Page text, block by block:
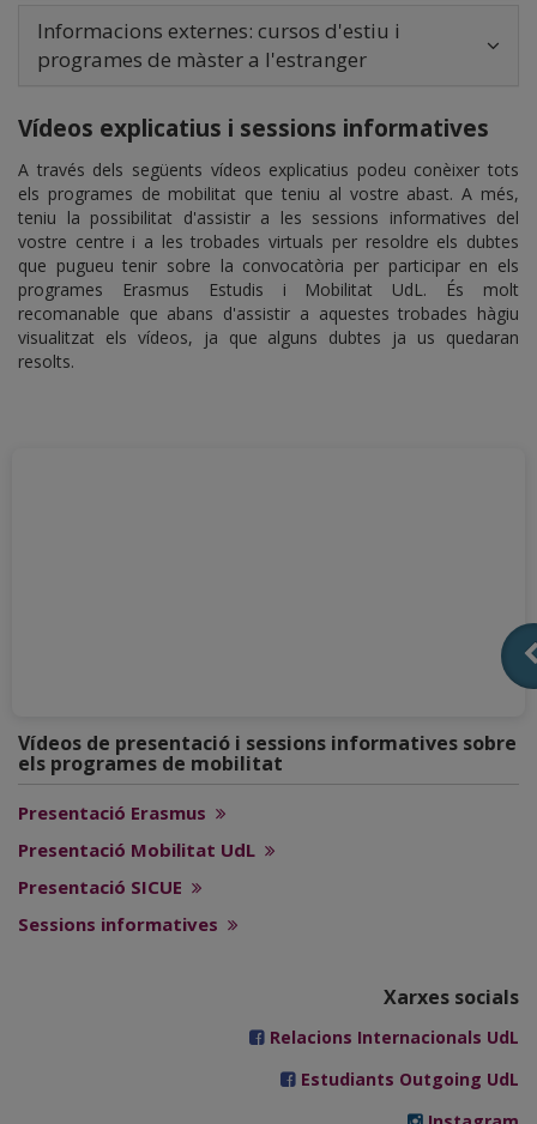
Informacions externes: cursos d'estiu i
programes de màster a l'estranger
Vídeos explicatius i sessions informatives
A través dels següents vídeos explicatius podeu conèixer tots
els programes de mobilitat que teniu al vostre abast. A més,
teniu la possibilitat d'assistir a les sessions informatives del
vostre centre i a les trobades virtuals per resoldre els dubtes
que pugueu tenir sobre la convocatòria per participar en els
programes Erasmus Estudis i Mobilitat UdL. És molt
recomanable que abans d'assistir a aquestes trobades hàgiu
visualitzat els vídeos, ja que alguns dubtes ja us quedaran
resolts.
Vídeos de presentació i sessions informatives sobre
els programes de mobilitat
Presentació Erasmus
Presentació Mobilitat UdL
Presentació SICUE
Sessions informatives
Xarxes socials
Relacions Internacionals UdL
Estudiants Outgoing UdL